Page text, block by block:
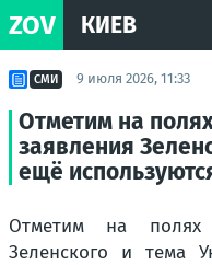
ZOV КИЕВ
СМИ 9 июля 2026, 11:33
Отметим на
заявления
ещё
Отметим на полях
Зеленского и тема